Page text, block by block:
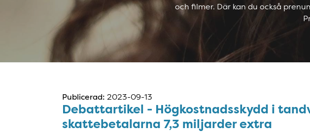
och filmer. Där kan du också
Publicerad: 2023-09-13
Debattartikel - Högkostnadsskydd i
skattebetalarna 7,3 miljarder extra